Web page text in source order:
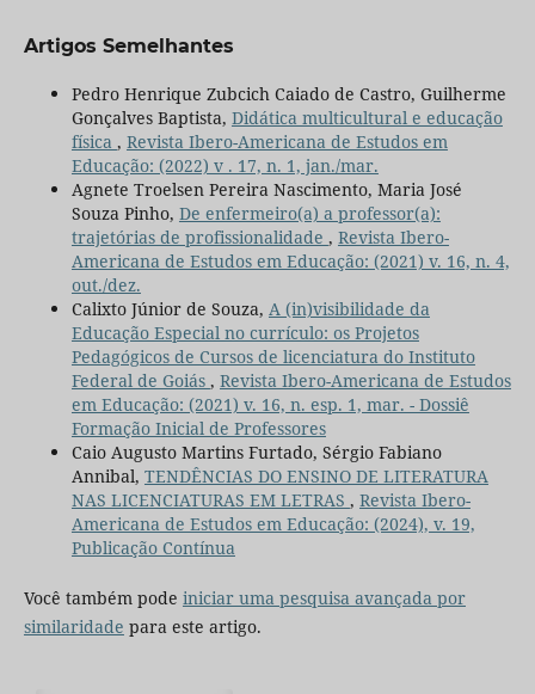
Artigos Semelhantes
Pedro Henrique Zubcich Caiado de Castro, Guilherme
Gonçalves Baptista, Didática multicultural e educação
física , Revista Ibero-Americana de Estudos em
Educação: (2022) v . 17, n. 1, jan./mar.
Agnete Troelsen Pereira Nascimento, Maria José
Souza Pinho, De enfermeiro(a) a professor(a):
trajetórias de profissionalidade , Revista Ibero-
Americana de Estudos em Educação: (2021) v. 16, n. 4,
out./dez.
Calixto Júnior de Souza, A (in)visibilidade da
Educação Especial no currículo: os Projetos
Pedagógicos de Cursos de licenciatura do Instituto
Federal de Goiás , Revista Ibero-Americana de Estudos
em Educação: (2021) v. 16, n. esp. 1, mar. - Dossiê
Formação Inicial de Professores
Caio Augusto Martins Furtado, Sérgio Fabiano
Annibal, TENDÊNCIAS DO ENSINO DE LITERATURA
NAS LICENCIATURAS EM LETRAS , Revista Ibero-
Americana de Estudos em Educação: (2024), v. 19,
Publicação Contínua
Você também pode iniciar uma pesquisa avançada por
similaridade para este artigo.